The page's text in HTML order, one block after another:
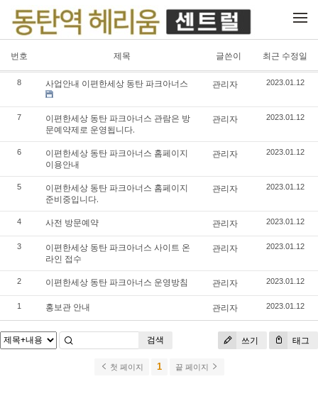
메뉴 건너뛰기
번호 제목 글쓴이 최근 수정일
8 사업안내 이편한세상 동탄 파크아너스 관리자 2023.01.12
7
이편한세상 동탄 파크아너스 관람은 방
문예약제로 운영됩니다.
관리자 2023.01.12
6
이편한세상 동탄 파크아너스 홈페이지
이용안내
관리자 2023.01.12
5
이편한세상 동탄 파크아너스 홈페이지
준비중입니다.
관리자 2023.01.12
4 사전 방문예약 관리자 2023.01.12
3
이편한세상 동탄 파크아너스 사이트 온
라인 접수
관리자 2023.01.12
2 이편한세상 동탄 파크아너스 운영방침 관리자 2023.01.12
1 홍보관 안내 관리자 2023.01.12
쓰기 태그
검색
첫 페이지 1 끝 페이지